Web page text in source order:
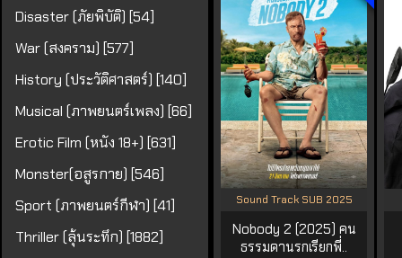
Disaster (ภัยพิบัติ) [54]
War (สงคราม) [577]
History (ประวัติศาสตร์) [140]
Musical (ภาพยนตร์เพลง) [66]
Erotic Film (หนัง 18+) [631]
Monster(อสูรกาย) [546]
Sport (ภาพยนตร์กีฬา) [41]
Thriller (ลุ้นระทึก) [1882]
Sound Track SUB 2025
Nobody 2 (2025) คน
ธรรมดานรกเรียกพี่..